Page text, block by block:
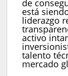
de
está
liderazgo
activo
talento
mercado